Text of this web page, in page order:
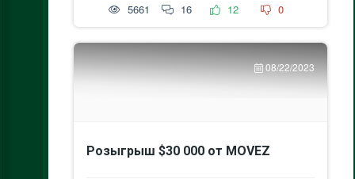
5661 16 12 0
08/22/2023
Розыгрыш $30 000 от MOVEZ